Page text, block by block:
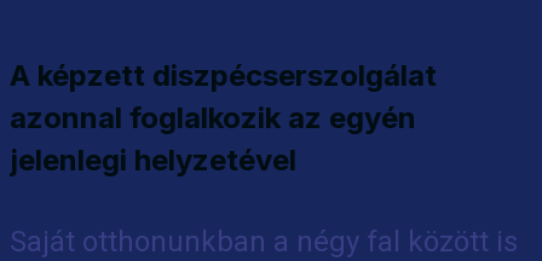
A képzett diszpécserszolgálat
azonnal foglalkozik az egyén
jelenlegi helyzetével
Saját otthonunkban a négy fal között is